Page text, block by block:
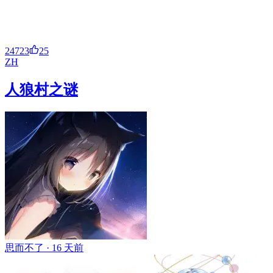
24723
25
ZH
人狼村之谜
思而不了 · 16 天前